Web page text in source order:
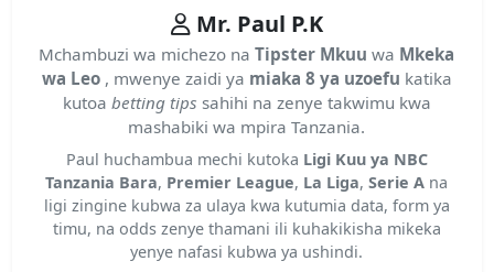
Mr. Paul P.K
Mchambuzi wa michezo naTipster Mkuu wa Mkeka
wa Leo , mwenye zaidi ya miaka 8 ya uzoefu katika
kutoa betting tips sahihi na zenye takwimu kwa
mashabiki wa mpira Tanzania.
Paul huchambua mechi kutoka Ligi Kuu ya NBC
Tanzania Bara, Premier League, La Liga,Serie A na
ligi zingine kubwa za ulaya kwa kutumia data, form ya
timu, na odds zenye thamani ili kuhakikisha mikeka
yenye nafasi kubwa ya ushindi.